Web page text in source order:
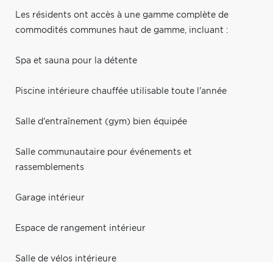
Les résidents ont accès à une gamme complète de
commodités communes haut de gamme, incluant :
Spa et sauna pour la détente
Piscine intérieure chauffée utilisable toute l'année
Salle d'entraînement (gym) bien équipée
Salle communautaire pour événements et
rassemblements
Garage intérieur
Espace de rangement intérieur
Salle de vélos intérieure